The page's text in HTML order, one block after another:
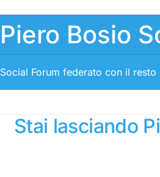
Piero Bosio
Social Forum federato con il
Stai lasciando